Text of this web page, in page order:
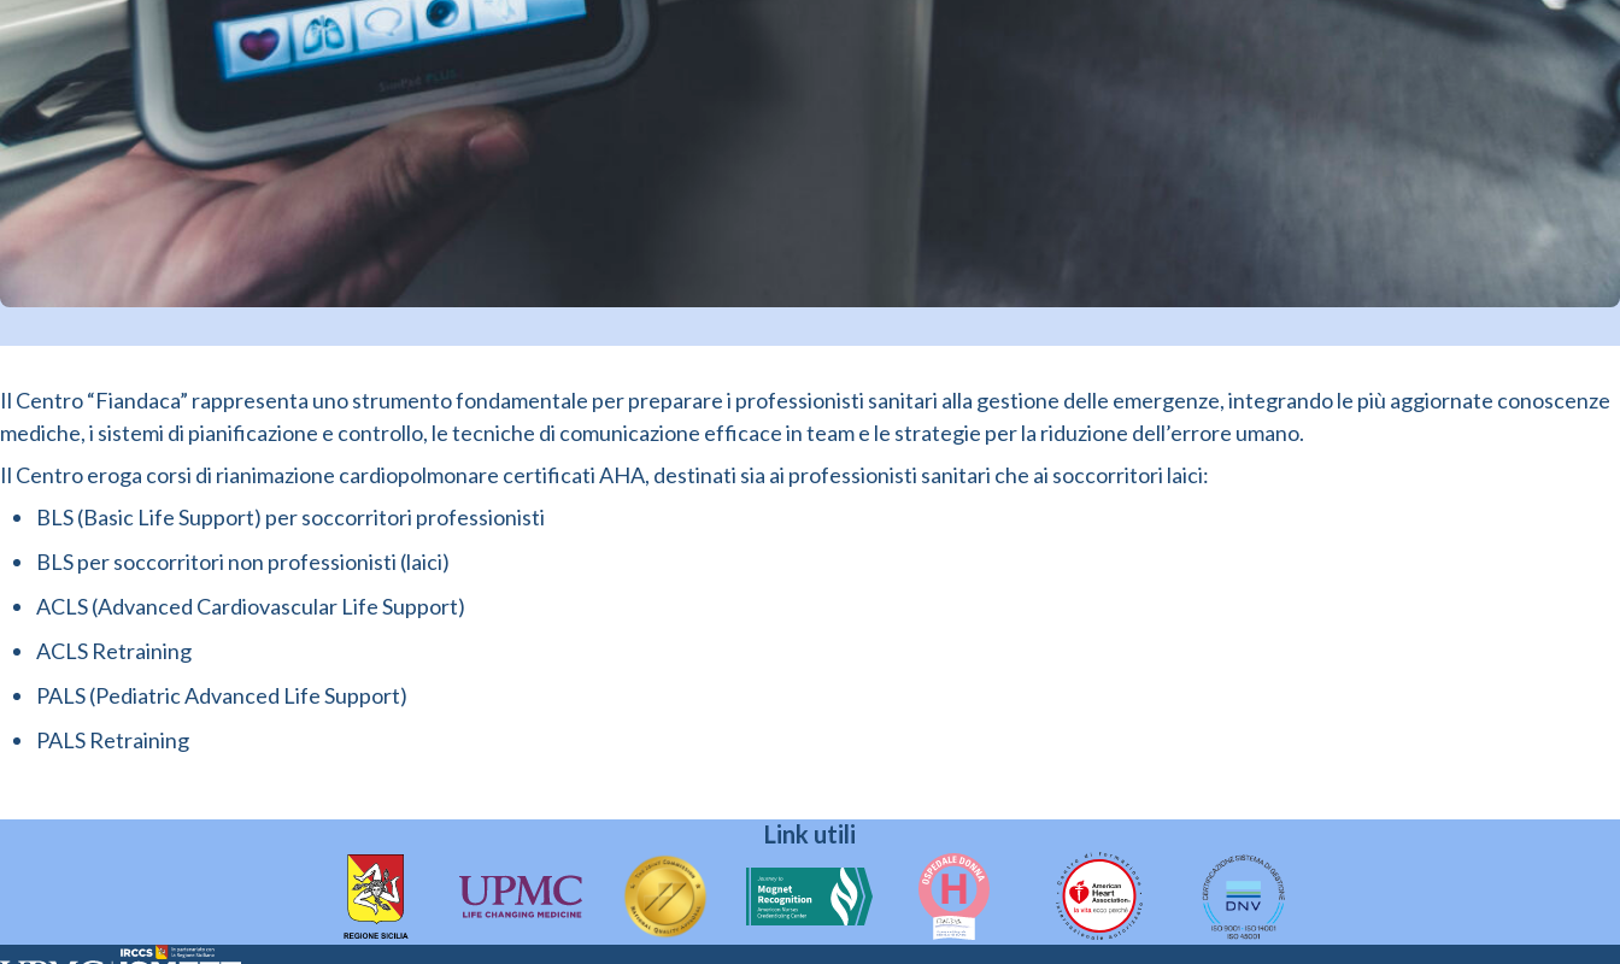
Il Centro “Fiandaca” rappresenta uno strumento fondamentale per preparare i professionisti sanitari alla gestione delle emergenze, integrando le più aggiornate conoscenze
mediche, i sistemi di pianificazione e controllo, le tecniche di comunicazione efficace in team e le strategie per la riduzione dell’errore umano.
Il Centro eroga corsi di rianimazione cardiopolmonare certificati AHA, destinati sia ai professionisti sanitari che ai soccorritori laici:
BLS (Basic Life Support) per soccorritori professionisti
BLS per soccorritori non professionisti (laici)
ACLS (Advanced Cardiovascular Life Support)
ACLS Retraining
PALS (Pediatric Advanced Life Support)
PALS Retraining
Link utili